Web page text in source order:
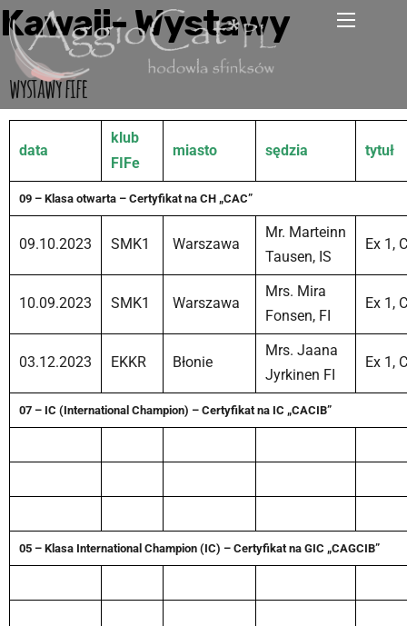
Kawaii- Wystawy
wystawy fife
data
klub
FIFe
miasto sędzia tytuł
09 – Klasa otwarta – Certyfikat na CH „CAC”
09.10.2023 SMK1 Warszawa
Mr. Marteinn
Tausen, IS
Ex 1,
10.09.2023 SMK1 Warszawa
Mrs. Mira
Fonsen, FI
Ex 1,
03.12.2023 EKKR Błonie
Mrs. Jaana
Jyrkinen FI
Ex 1,
07 – IC (International Champion) – Certyfikat na IC „CACIB”
05 – Klasa International Champion (IC) – Certyfikat na GIC „CAGCIB”